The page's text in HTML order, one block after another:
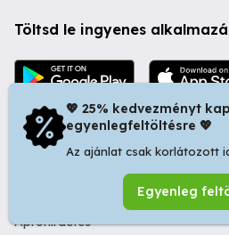
Töltsd le ingyenes
© 2026 Startapró S.R.L. |
410346, Romania | Tax ID:
Apróhirdetés
💖 25% kedvezményt
egyenlegfeltöltésre 💖
Az ajánlat csak korlátozott
Egyenleg